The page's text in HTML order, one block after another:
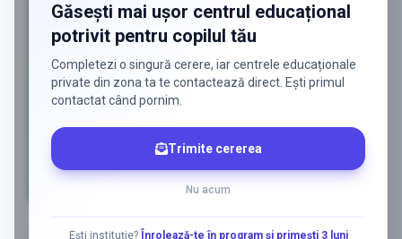
Găsești mai ușor centrul educațional
potrivit pentru copilul tău
Completezi o singură cerere, iar centrele educaționale
private din zona ta te contactează direct. Ești primul
contactat când pornim.
Trimite cererea
Nu acum
Ești instituție? Înrolează-te în program și primești 3 luni